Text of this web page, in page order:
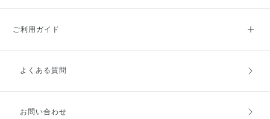
ご利用ガイド
ご利用ガイドトップ
お支払方法
よくある質問
お問い合わせ